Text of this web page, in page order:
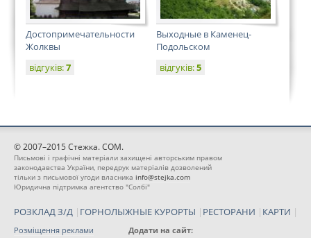
Достопримечательности
Жолквы
відгуків:7
Выходные в Каменец-
Подольском
відгуків:5
© 2007–2015 Стежка. COM.
Письмові і графічні матеріали захищені авторським правом
законодавства України, передрук матеріалів дозволений
тільки з письмової угоди власника info@stejka.com
Юридична підтримка агентство "Солбі"
РОЗКЛАД З/Д | ГОРНОЛЫЖНЫЕ КУРОРТЫ | РЕСТОРАНИ | КАРТИ |
Розміщення реклами
Додати на сайт: